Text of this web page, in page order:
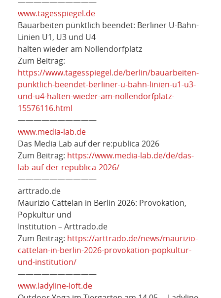
www.tagesspiegel.de
Bauarbeiten pünktlich beendet: Berliner U-Bahn-
Linien U1, U3 und U4
halten wieder am Nollendorfplatz
Zum Beitrag:
https://www.tagesspiegel.de/berlin/bauarbeiten-
punktlich-beendet-berliner-u-bahn-linien-u1-u3-
und-u4-halten-wieder-am-nollendorfplatz-
15576116.html
——————————
www.media-lab.de
Das Media Lab auf der re:publica 2026
Zum Beitrag: https://www.media-lab.de/de/das-
lab-auf-der-republica-2026/
——————————
arttrado.de
Maurizio Cattelan in Berlin 2026: Provokation,
Popkultur und
Institution – Arttrado.de
Zum Beitrag: https://arttrado.de/news/maurizio-
cattelan-in-berlin-2026-provokation-popkultur-
und-institution/
——————————
www.ladyline-loft.de